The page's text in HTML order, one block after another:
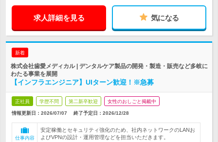
求人詳細を見る 気になる
新着
株式会社歯愛メディカル | デンタルケア製品の開発・製造・販売など多岐に
わたる事業を展開
【インフラエンジニア】UIターン歓迎！※急募
正社員 学歴不問 第二新卒歓迎 女性のおしごと掲載中
情報更新日：2026/07/07 終了予定日： 2026/12/28
仕事内容
安定稼働とセキュリティ強化のため、社内ネットワークのLANお
よびVPNの設計・運用管理などを担当いただきます。